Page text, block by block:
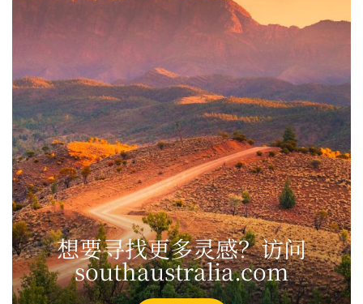
想要寻找更多灵感？访问
southaustralia.com